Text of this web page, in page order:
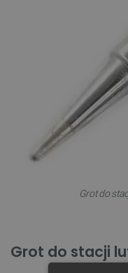
Grot do
Grot do stacji